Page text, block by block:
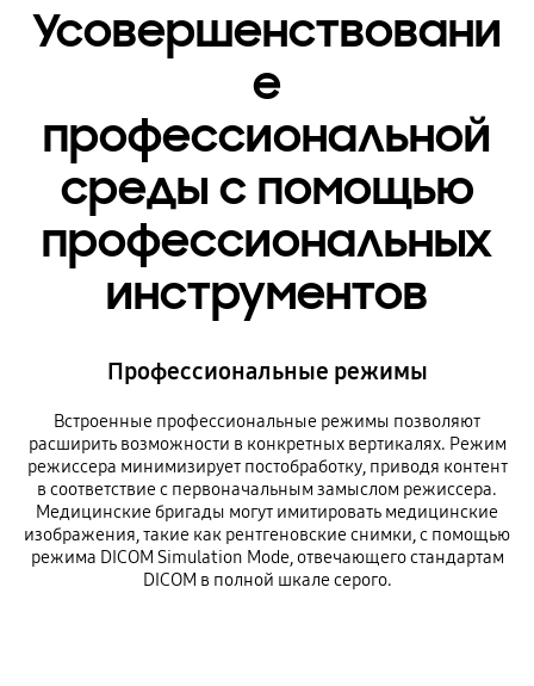
Усовершенствовани
е
профессиональной
среды с помощью
профессиональных
инструментов
Профессиональные режимы
Встроенные профессиональные режимы позволяют
расширить возможности в конкретных вертикалях. Режим
режиссера минимизирует постобработку, приводя контент
в соответствие с первоначальным замыслом режиссера.
Медицинские бригады могут имитировать медицинские
изображения, такие как рентгеновские снимки, с помощью
режима DICOM Simulation Mode, отвечающего стандартам
DICOM в полной шкале серого.